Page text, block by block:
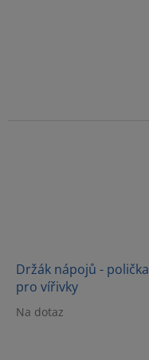
Držák nápojů - polička
pro vířivky
Na dotaz